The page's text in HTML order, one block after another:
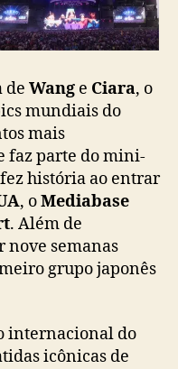
a
n
g
C
i
a
r
a
p
a
r
a
a
a
de Wang e Ciara, o
mundiais do
mais
faz parte do mini-
história ao entrar
, oMediabase
. Além de
semanas
grupo japonês
internacional do
icônicas de